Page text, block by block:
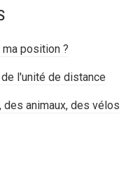
position ?
l'unité de distance
animaux, des vélos